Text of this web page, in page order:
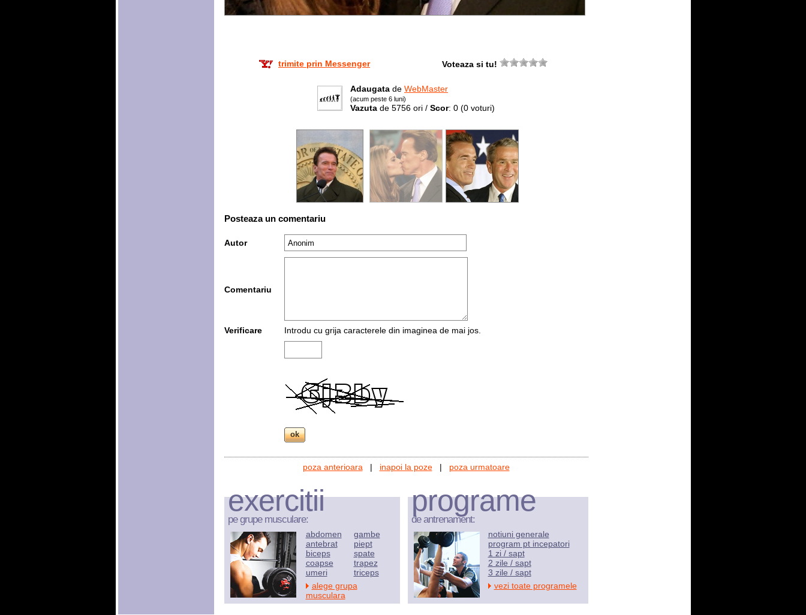
trimite prin Messenger Voteaza si tu!
Adaugata de WebMaster
(acum peste 6 luni)
Vazuta de 5756 ori / Scor: 0 (0 voturi)
Posteaza un comentariu
Autor
Comentariu
Verificare Introdu cu grija caracterele din imaginea de mai jos.
poza anterioara | inapoi la poze| poza urmatoare
exercitii
pe grupe musculare:
abdomen
antebrat
biceps
coapse
umeri
gambe
piept
spate
trapez
triceps
alege grupa
musculara
programe
de antrenament:
notiuni generale
program pt incepatori
1 zi / sapt
2 zile / sapt
3 zile / sapt
vezi toate programele